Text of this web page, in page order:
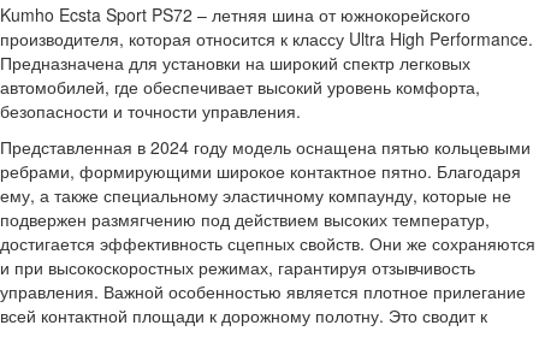
Kumho Ecsta Sport PS72 – летняя шина от южнокорейского
производителя, которая относится к классу Ultra High Performance.
Предназначена для установки на широкий спектр легковых
автомобилей, где обеспечивает высокий уровень комфорта,
безопасности и точности управления.
Представленная в 2024 году модель оснащена пятью кольцевыми
ребрами, формирующими широкое контактное пятно. Благодаря
ему, а также специальному эластичному компаунду, которые не
подвержен размягчению под действием высоких температур,
достигается эффективность сцепных свойств. Они же сохраняются
и при высокоскоростных режимах, гарантируя отзывчивость
управления. Важной особенностью является плотное прилегание
всей контактной площади к дорожному полотну. Это сводит к